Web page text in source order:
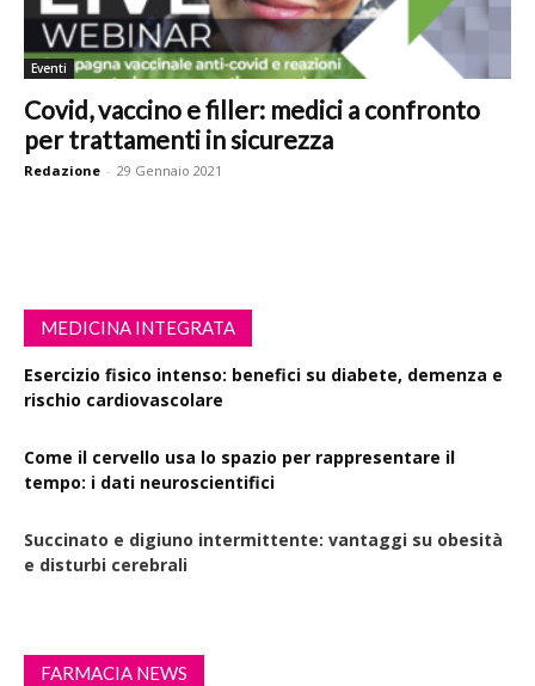
Eventi
Covid, vaccino e filler: medici a confronto
per trattamenti in sicurezza
Redazione - 29 Gennaio 2021
MEDICINA INTEGRATA
Esercizio fisico intenso: benefici su diabete, demenza e
rischio cardiovascolare
Come il cervello usa lo spazio per rappresentare il
tempo: i dati neuroscientifici
Succinato e digiuno intermittente: vantaggi su obesità
e disturbi cerebrali
FARMACIA NEWS